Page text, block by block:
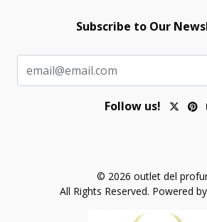
Subscribe to Our
Follow us!
© 2026 outlet del
All Rights Reserved. Powered